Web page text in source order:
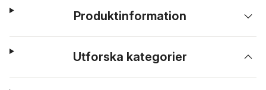
Produktinformation
Utforska kategorier